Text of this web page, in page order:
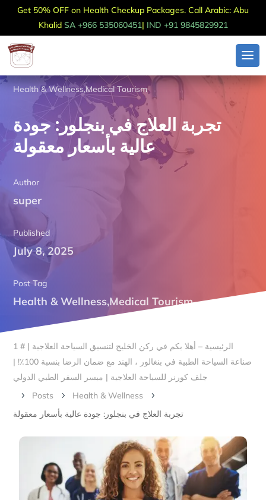
Get 50% OFF on Health Checkup Packages. Call Arabic: Abu
Khalid SA +966 535060451| IND +91 9845829921
Health & Wellness,Medical Tourism
تجربة العلاج في بنجلور: جودة
عالية بأسعار معقولة
Author
super
Published
July 8, 2025
Post Tag
Health & Wellness,Medical Tourism
الرئيسية – أهلا بكم في ركن الخليج لتنسيق السياحة العلاجية | # 1
صناعة السياحة الطبية في بنغالور ، الهند مع ضمان الرضا بنسبة 100٪! |
جلف كورنر للسياحة العلاجية | ميسر السفر الطبي الدولي
5 Posts 5 Health & Wellness 5
تجربة العلاج في بنجلور: جودة عالية بأسعار معقولة